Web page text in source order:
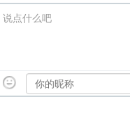
说点什么吧